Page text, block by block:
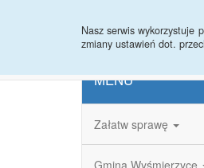
Nasz serwis wykorzystuje
zmiany ustawień dot.
MENU
Załatw sprawę
Gmina Wyśmierzyce